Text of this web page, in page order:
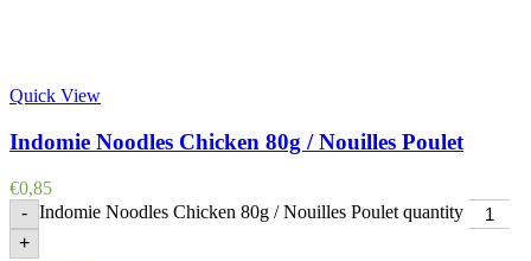
Quick View
Indomie Noodles Chicken 80g / Nouilles Poulet
€0,85
- Indomie Noodles Chicken 80g / Nouilles Poulet quantity
+